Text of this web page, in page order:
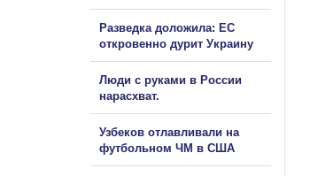
Разведка доложила: ЕС
откровенно дурит Украину
Люди с руками в России
нарасхват.
Узбеков отлавливали на
футбольном ЧМ в США